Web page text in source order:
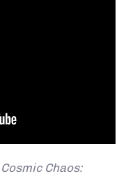
Chaos: